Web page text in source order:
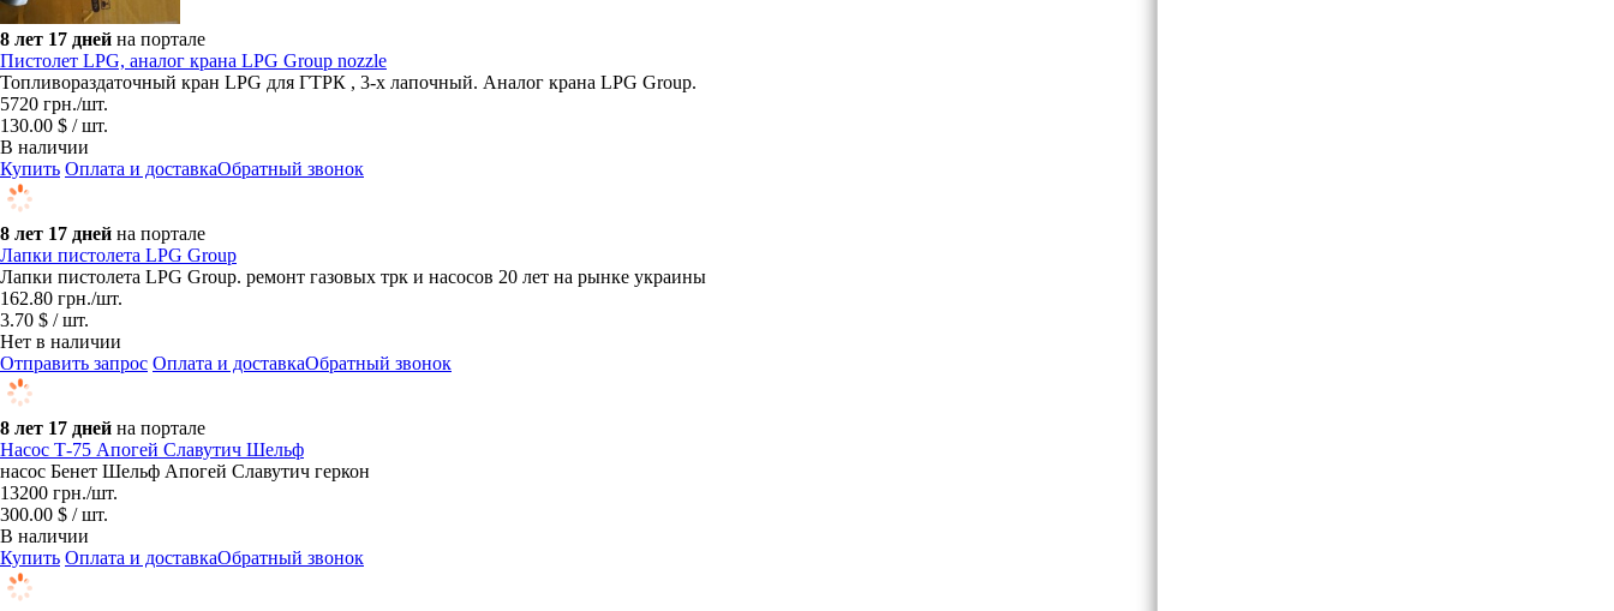
8 лет 17 дней на портале
Пистолет LPG, аналог крана LPG Group nozzle
Топливораздаточный кран LPG для ГТРК , 3-х лапочный. Аналог крана LPG Group.
5720 грн./шт.
130.00 $ / шт.
В наличии
Купить Оплата и доставкаОбратный звонок
8 лет 17 дней на портале
Лапки пистолета LPG Group
Лапки пистолета LPG Group. ремонт газовых трк и насосов 20 лет на рынке украины
162.80 грн./шт.
3.70 $ / шт.
Нет в наличии
Отправить запрос Оплата и доставкаОбратный звонок
8 лет 17 дней на портале
Насос Т-75 Апогей Славутич Шельф
насос Бенет Шельф Апогей Славутич геркон
13200 грн./шт.
300.00 $ / шт.
В наличии
Купить Оплата и доставкаОбратный звонок